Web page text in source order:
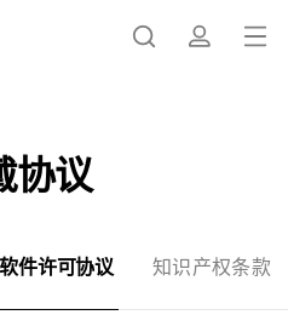
打
协议
件许可协议 知识产权条款